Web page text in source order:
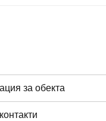
за обекта